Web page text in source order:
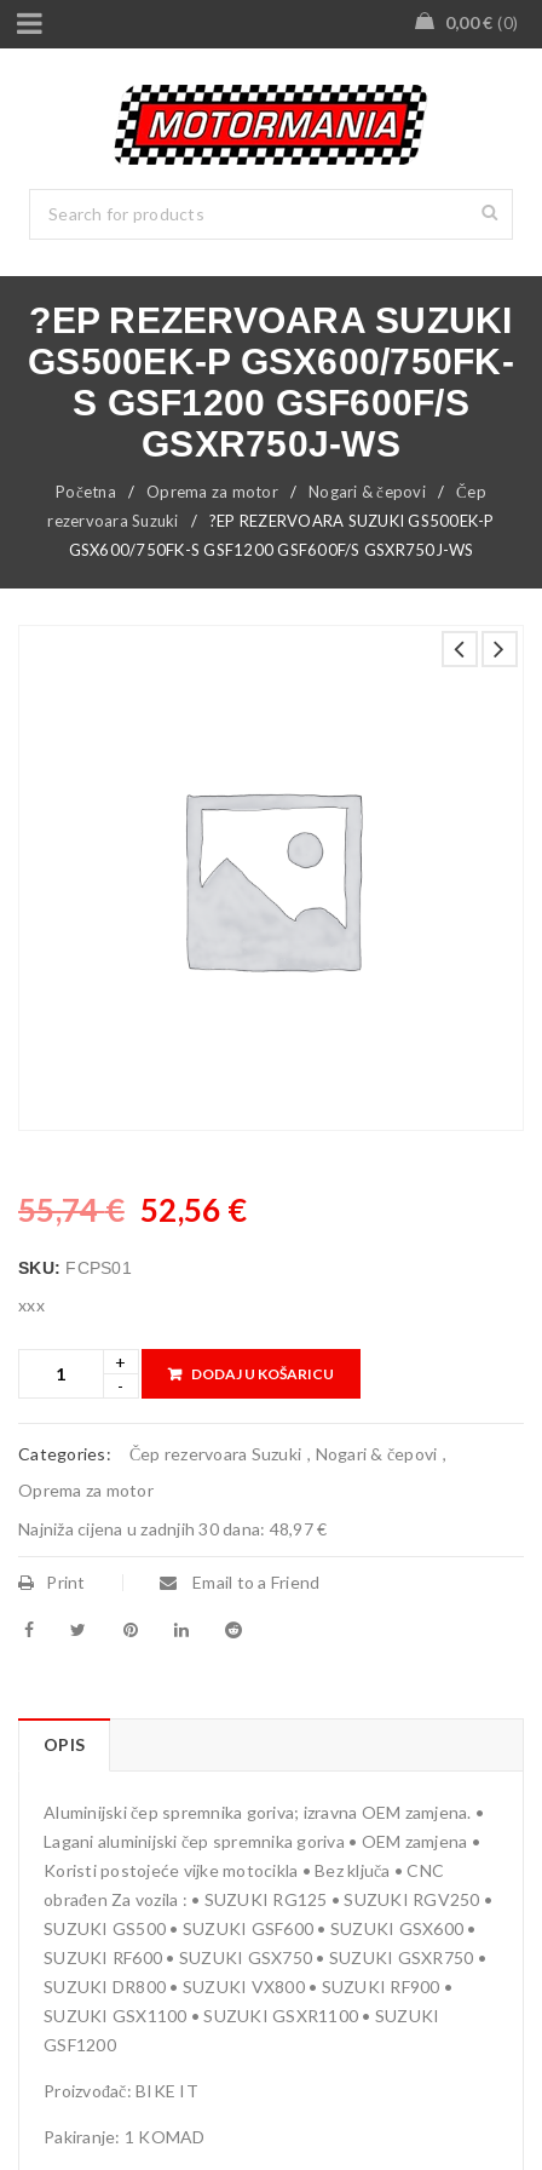
0,00€ 0
?EP REZERVOARA SUZUKI
GS500EK-P GSX600/750FK-
S GSF1200 GSF600F/S
GSXR750J-WS
Početna / Oprema za motor / Nogari & čepovi /
Čep
rezervoara Suzuki
/
?EP REZERVOARA SUZUKI GS500EK-P
GSX600/750FK-S GSF1200 GSF600F/S GSXR750J-WS
55,74€ 52,56 €
SKU: FCPS01
xxx
DODAJ U KOŠARICU
Categories: Čep rezervoara Suzuki , Nogari & čepovi ,
Oprema za motor
Najniža cijena u zadnjih 30 dana: 48,97 €
Print Email to a Friend
OPIS
Aluminijski čep spremnika goriva; izravna OEM zamjena. •
Lagani aluminijski čep spremnika goriva • OEM zamjena •
Koristi postojeće vijke motocikla • Bez ključa • CNC
obrađen Za vozila : • SUZUKI RG125 • SUZUKI RGV250 •
SUZUKI GS500 • SUZUKI GSF600 • SUZUKI GSX600 •
SUZUKI RF600 • SUZUKI GSX750 • SUZUKI GSXR750 •
SUZUKI DR800 • SUZUKI VX800 • SUZUKI RF900 •
SUZUKI GSX1100 • SUZUKI GSXR1100 • SUZUKI
GSF1200
Proizvođač: BIKE IT
Pakiranje: 1 KOMAD